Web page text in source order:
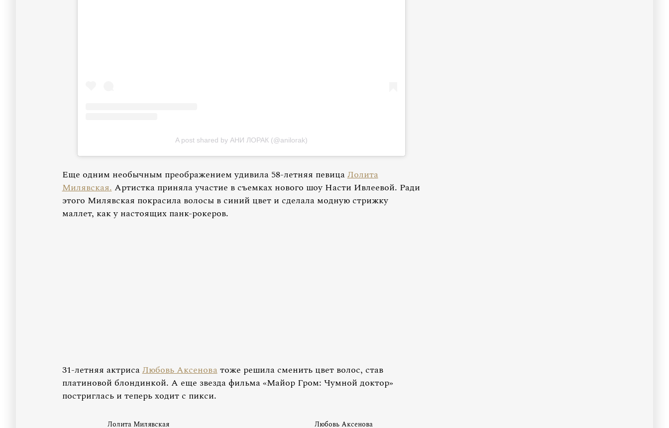
A post shared by АНИ ЛОРАК (@anilorak)
Еще одним необычным преображением удивила 58-летняя певицаЛолита
Милявская.Артистка приняла участие в съемках нового шоу Насти Ивлеевой. Ради
этого Милявская покрасила волосы в синий цвет и сделала модную стрижку
маллет, как у настоящих панк-рокеров.
31-летняя актрисаЛюбовь Аксеноватоже решила сменить цвет волос, став
платиновой блондинкой. А еще звезда фильма «Майор Гром: Чумной доктор»
постриглась и теперь ходит с пикси.
Лолита Милявская Любовь Аксенова